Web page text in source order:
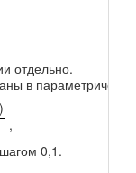
отдельно.
в
)
,
0,1.